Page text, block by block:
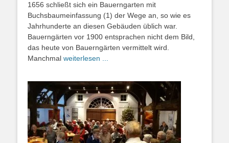
1656 schließt sich ein Bauerngarten mit
Buchsbaumeinfassung (1) der Wege an, so wie es
Jahrhunderte an diesen Gebäuden üblich war.
Bauerngärten vor 1900 entsprachen nicht dem Bild,
das heute von Bauerngärten vermittelt wird.
Manchmal weiterlesen ...